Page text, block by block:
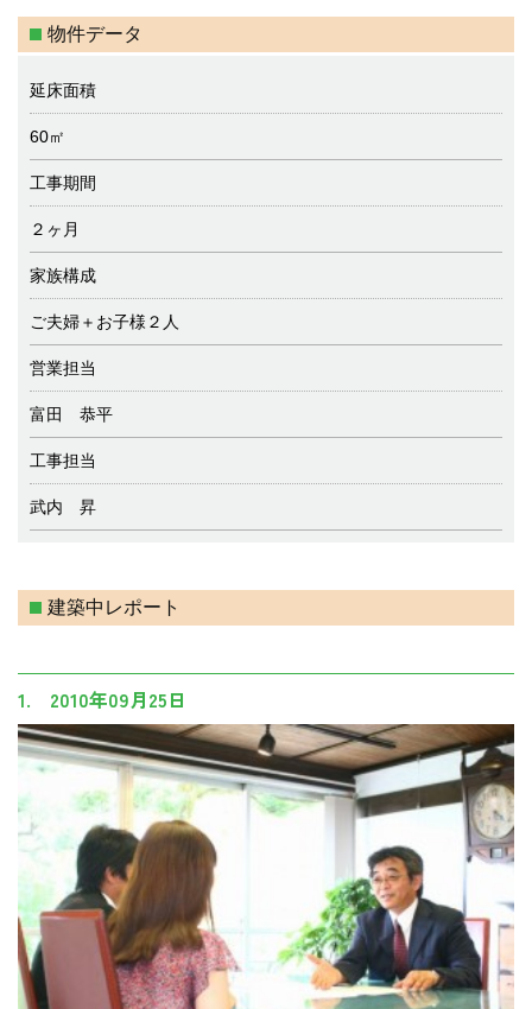
物件データ
延床面積
60㎡
工事期間
２ヶ月
家族構成
ご夫婦＋お子様２人
営業担当
富田 恭平
工事担当
武内 昇
建築中レポート
1. 2010年09月25日